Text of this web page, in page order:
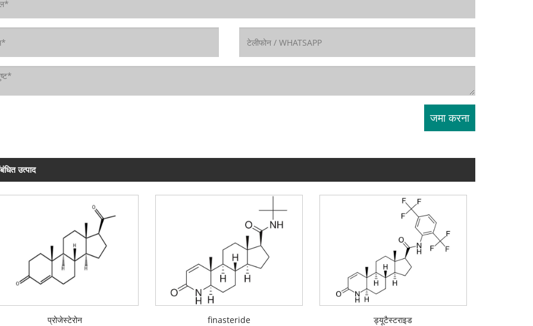
उत्पाद
प्रोजेस्टेरोन finasteride ड्यूटैस्टराइड